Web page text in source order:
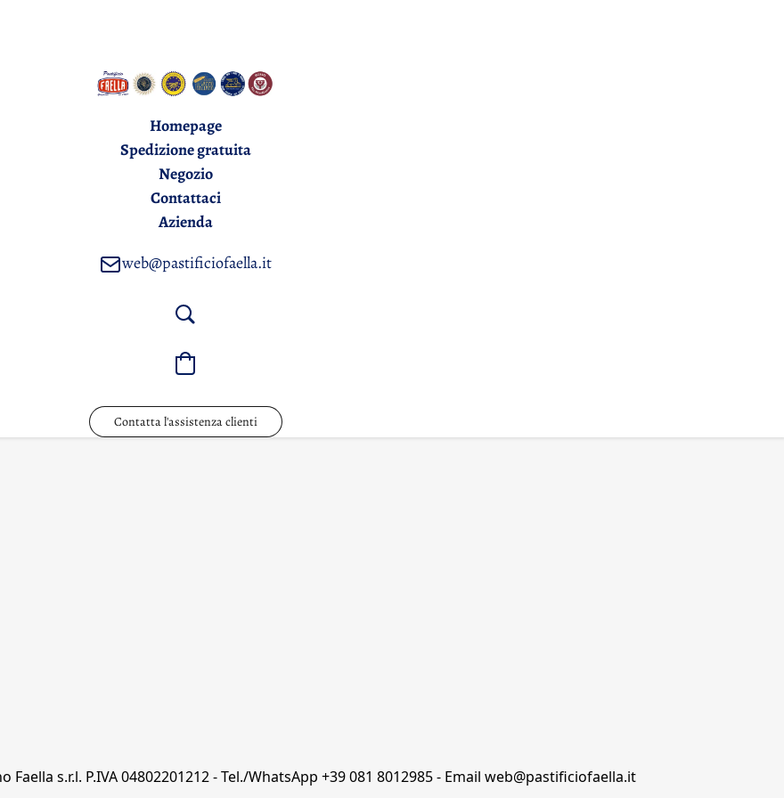
Homepage
Spedizione gratuita
Negozio
Contattaci
Azienda
web@pastificiofaella.it
Contatta l'assistenza clienti
s.r.l. P.IVA 04802201212 - Tel./WhatsApp +39 081 8012985 - Email web@pastificiofaella.it